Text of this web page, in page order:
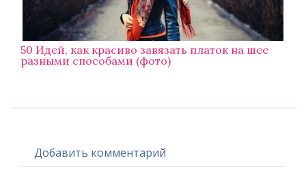
50 Идей, как красиво завязать платок на шее
разными способами (фото)
Добавить комментарий